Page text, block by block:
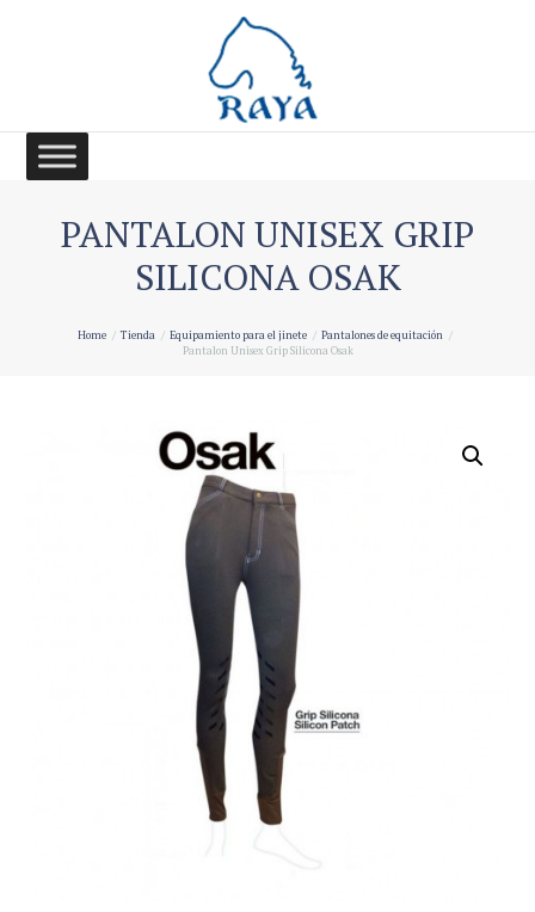
PANTALON UNISEX GRIP
SILICONA OSAK
Home Tienda Equipamiento para el jinete
Pantalones de equitación
Pantalon Unisex Grip Silicona Osak